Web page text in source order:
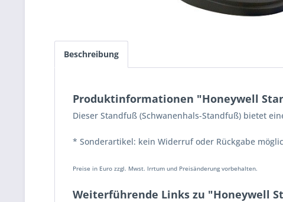
Beschreibung
Produktinformationen "Honeywell
Dieser Standfuß (Schwanenhals-Standfuß) bietet
* Sonderartikel: kein Widerruf oder Rückgabe
Preise in Euro zzgl. Mwst. Irrtum und Preisänderung vorbehalten.
Weiterführende Links zu "Honeywell